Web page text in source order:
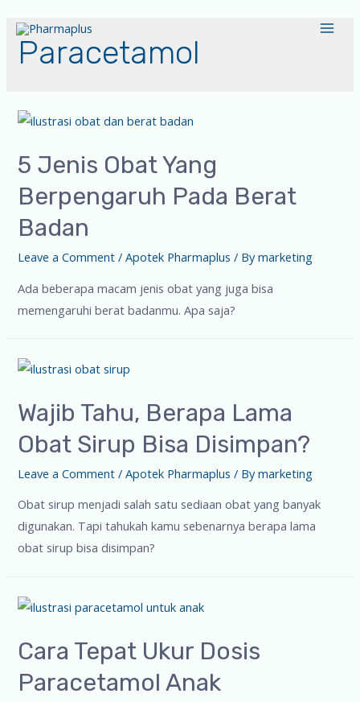
Paracetamol
5 Jenis Obat Yang
Berpengaruh Pada Berat
Badan
Leave a Comment /Apotek Pharmaplus / Bymarketing
Ada beberapa macam jenis obat yang juga bisa
memengaruhi berat badanmu. Apa saja?
Wajib Tahu, Berapa Lama
Obat Sirup Bisa Disimpan?
Leave a Comment /Apotek Pharmaplus / Bymarketing
Obat sirup menjadi salah satu sediaan obat yang banyak
digunakan. Tapi tahukah kamu sebenarnya berapa lama
obat sirup bisa disimpan?
Cara Tepat Ukur Dosis
Paracetamol Anak